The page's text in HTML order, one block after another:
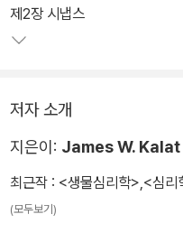
제2장 시냅스
저자 소개
지은이: James W. Kalat
최근작 : <생물심리학>,<심리
(모두보기)